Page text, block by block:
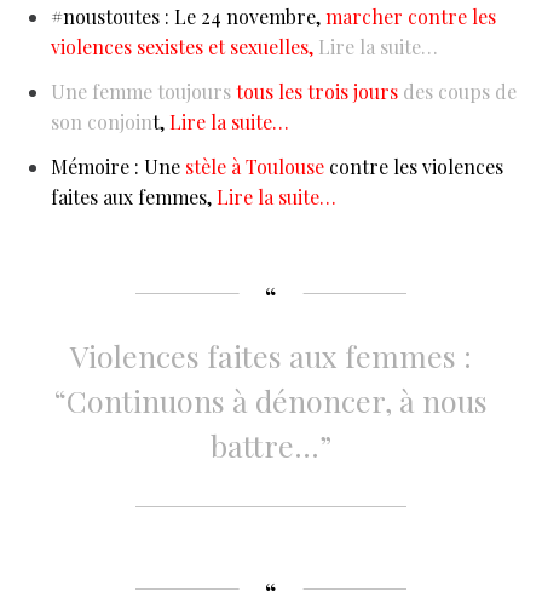
#noustoutes : Le 24 novembre,marcher contre les
violences sexistes et sexuelles, Lire la suite…
Une femme toujourstous les trois jours des coups de
son conjoint,Lire la suite…
Mémoire : Une stèle à Toulouse contre les violences
faites aux femmes,Lire la suite…
Violences faites aux femmes :
“Continuons à dénoncer, à nous
battre…”